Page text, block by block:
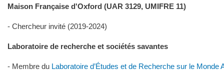
Maison Française d'Oxford (UAR 3129, UMIFRE 11)
- Chercheur invité (2019-2024)
Laboratoire de recherche et sociétés savantes
- Membre du Laboratoire d’Études et de Recherche sur le Monde